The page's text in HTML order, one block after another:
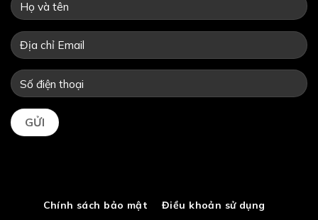
Chính sách bảo mật Điều khoản sử dụng